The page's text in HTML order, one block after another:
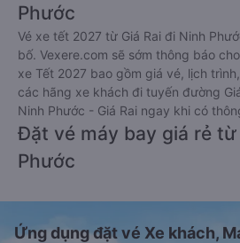
Phước
Vé xe tết 2027 từ Giá Rai đi Ninh
bố. Vexere.com sẽ sớm thông báo
xe Tết 2027 bao gồm giá vé, lịch
các hãng xe khách đi tuyến đường
Ninh Phước - Giá Rai ngay khi có
Đặt vé máy bay giá rẻ từ
Phước
Ứng dụng đặt vé Xe khách,